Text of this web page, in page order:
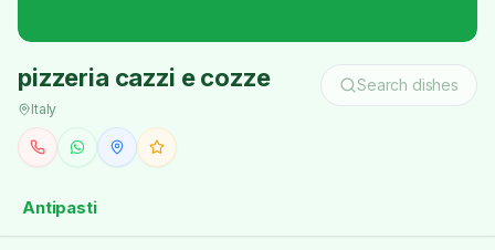
pizzeria cazzi e cozze
Italy
Search dishes
Antipasti